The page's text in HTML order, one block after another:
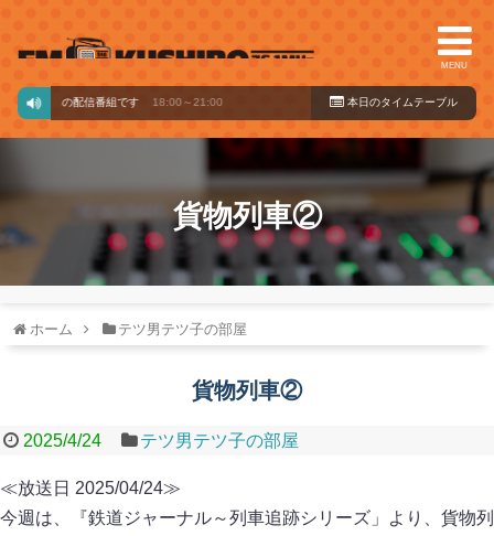
MENU
ドからの配信番組です 18:00～21:00 本日のタイ ムテーブル
貨物列車②
ホーム テツ男テツ子の部屋
貨物列車②
2025/4/24 テツ男テツ子の部屋
≪放送日 2025/04/24≫
今週は、『鉄道ジャーナル～列車追跡シリーズ」より、貨物列